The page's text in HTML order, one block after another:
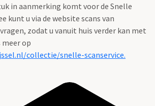
in aanmerking komt voor de Snelle
kunt u via de website scans van
zodat u vanuit huis verder kan met
meer op
collectie/snelle-scanservice.